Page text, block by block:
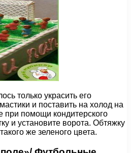
только украсить его
и поставить на холод на
при помощи кондитерского
и установите ворота. Обтяжку
же зеленого цвета.